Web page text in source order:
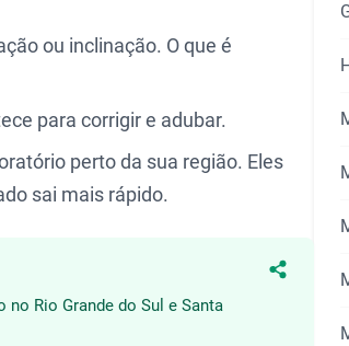
ou inclinação. O que é
para corrigir e adubar.
perto da sua região. Eles
sai mais rápido.
Rio Grande do Sul e Santa